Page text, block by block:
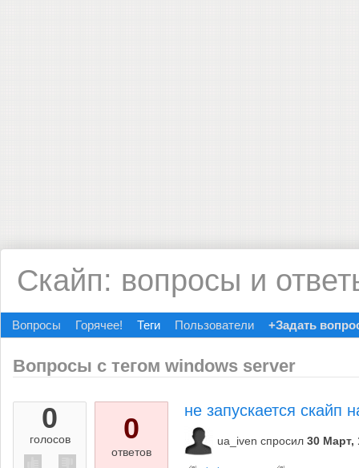
Скайп: вопросы и
Вопросы Горячее! Теги Пользователи +Задать
Вопросы с тегом windows server
0
голосов 0
ответов
не запускается скайп
ua_iven спросил 30 Март,